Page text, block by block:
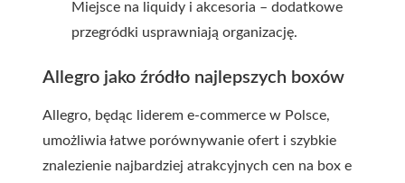
Miejsce na liquidy i akcesoria – dodatkowe
przegródki usprawniają organizację.
Allegro jako źródło najlepszych boxów
Allegro, będąc liderem e-commerce w Polsce,
umożliwia łatwe porównywanie ofert i szybkie
znalezienie najbardziej atrakcyjnych cen na box e